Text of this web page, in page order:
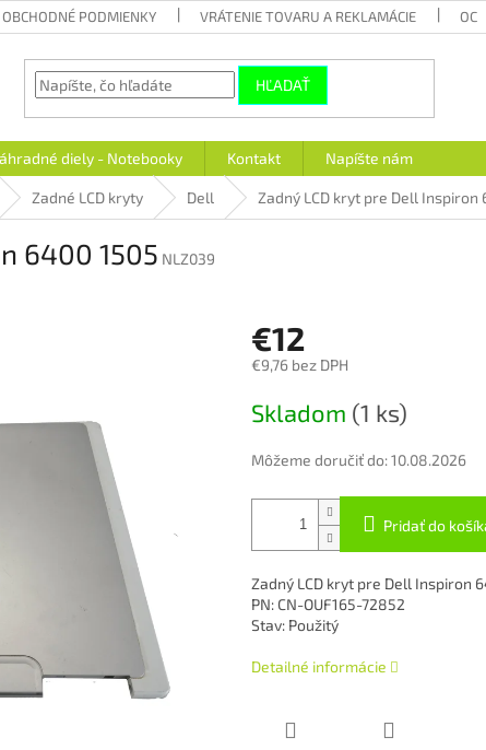
OBCHODNÉ PODMIENKY VRÁTENIE TOVARU A REKLAMÁCIE
HĽADAŤ
diely - Notebooky Kontakt Napíšte nám
Zadné LCD kryty Dell Zadný LCD kryt pre Dell Inspiron
6400 1505 NLZ039
€12
€9,76 bez DPH
cena:
Skladom (1 ks)
Môžeme doručiť do:10.08.2026
Pridať do
Zadný LCD kryt pre Dell Inspiron
PN: CN-OUF165-72852
Stav: Použitý
Detailné informácie